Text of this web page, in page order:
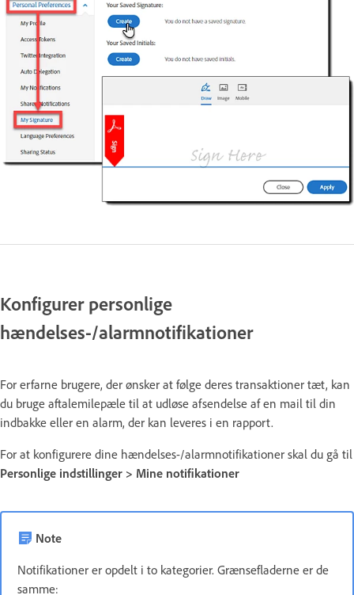
Konfigurer personlige
hændelses-/alarmnotifikationer
For erfarne brugere, der ønsker at følge deres transaktioner tæt, kan
du bruge aftalemilepæle til at udløse afsendelse af en mail til din
indbakke eller en alarm, der kan leveres i en rapport.
For at konfigurere dine hændelses-/alarmnotifikationer skal du gå til
Personlige indstillinger > Mine notifikationer
Note
Notifikationer er opdelt i to kategorier. Grænsefladerne er de
samme: